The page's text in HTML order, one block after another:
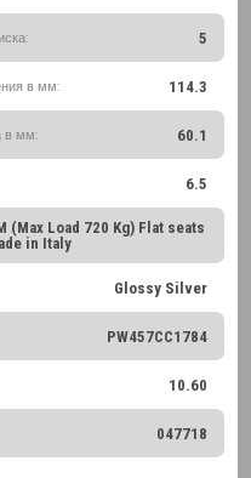
5
в мм: 114.3
в мм: 60.1
6.5
(Max Load 720 Kg) Flat seats
in Italy
Glossy Silver
PW457CC1784
10.60
047718